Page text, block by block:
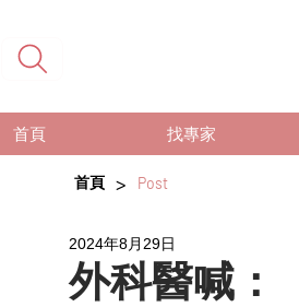
首頁 找專家
首頁 > Post
外科醫喊：
2024年8月29日